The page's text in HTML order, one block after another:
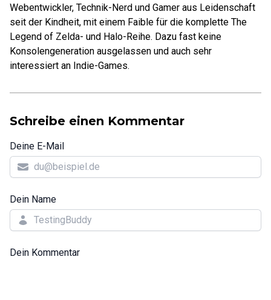
Webentwickler, Technik-Nerd und Gamer aus Leidenschaft
seit der Kindheit, mit einem Faible für die komplette The
Legend of Zelda- und Halo-Reihe. Dazu fast keine
Konsolengeneration ausgelassen und auch sehr
interessiert an Indie-Games.
Schreibe einen Kommentar
Deine E-Mail
Dein Name
Dein Kommentar